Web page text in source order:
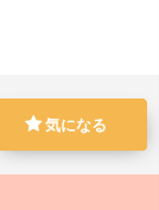
気になる